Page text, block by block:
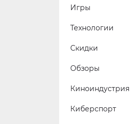
Игры
Технологии
Скидки
Обзоры
Киноиндустрия
Киберспорт